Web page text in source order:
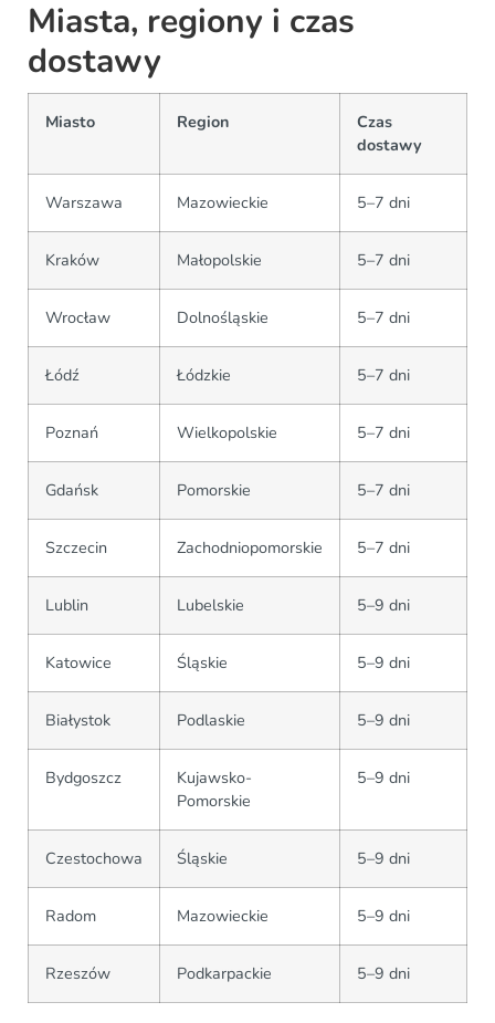
Miasta, regiony i czas
dostawy
Miasto Region
Czas
dostawy
Warszawa Mazowieckie 5–7 dni
Kraków Małopolskie 5–7 dni
Wrocław Dolnośląskie 5–7 dni
Łódź Łódzkie 5–7 dni
Poznań Wielkopolskie 5–7 dni
Gdańsk Pomorskie 5–7 dni
Szczecin Zachodniopomorskie 5–7 dni
Lublin Lubelskie 5–9 dni
Katowice Śląskie 5–9 dni
Białystok Podlaskie 5–9 dni
Bydgoszcz
Kujawsko-
Pomorskie
5–9 dni
Czestochowa Śląskie 5–9 dni
Radom Mazowieckie 5–9 dni
Rzeszów Podkarpackie 5–9 dni